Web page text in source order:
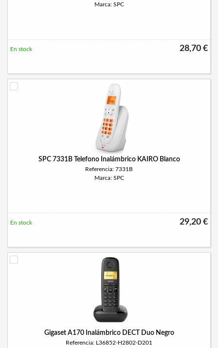
Marca: SPC
28,70 €
En stock
SPC 7331B Telefono Inalámbrico KAIRO Blanco
Referencia: 7331B
Marca: SPC
29,20 €
En stock
Gigaset A170 Inalámbrico DECT Duo Negro
Referencia: L36852-H2802-D201